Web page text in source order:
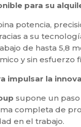
para su
potencia,
a su
de hasta 5,8
y sin esfuerzo
impulsar la
supone un
completa de
en el trabajo.